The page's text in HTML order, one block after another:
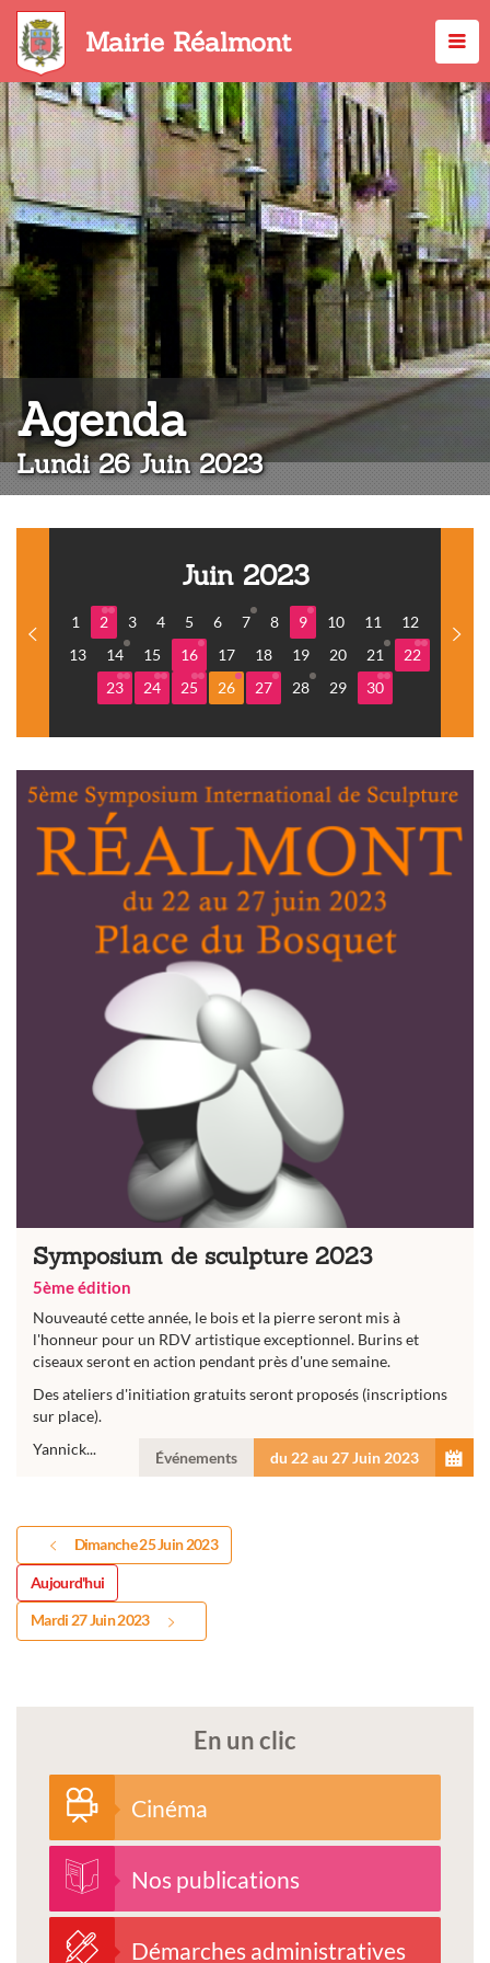
Aller
contenu
principal
Mairie Réalmont
Agenda:
Lundi 26 Juin 2023
Juin 2023
1 2 3 4 5 6 7 8 9 10 11
12
13
14 15 16 17 18 19 20 21
22
23
24 25 26 27 28 29 30
Symposium de sculpture 2023
5ème édition
Nouveauté cette année, le bois et la pierre seront mis à
l'honneur pour un RDV artistique exceptionnel. Burins et
ciseaux seront en action pendant près d'une semaine.
Des ateliers d'initiation gratuits seront proposés (inscriptions
sur place).
Yannick...
Événements du 22 au 27 Juin 2023
Dimanche 25 Juin 2023
Aujourd'hui
Mardi 27 Juin 2023
En un clic
Cinéma
Nos publications
Démarches administratives